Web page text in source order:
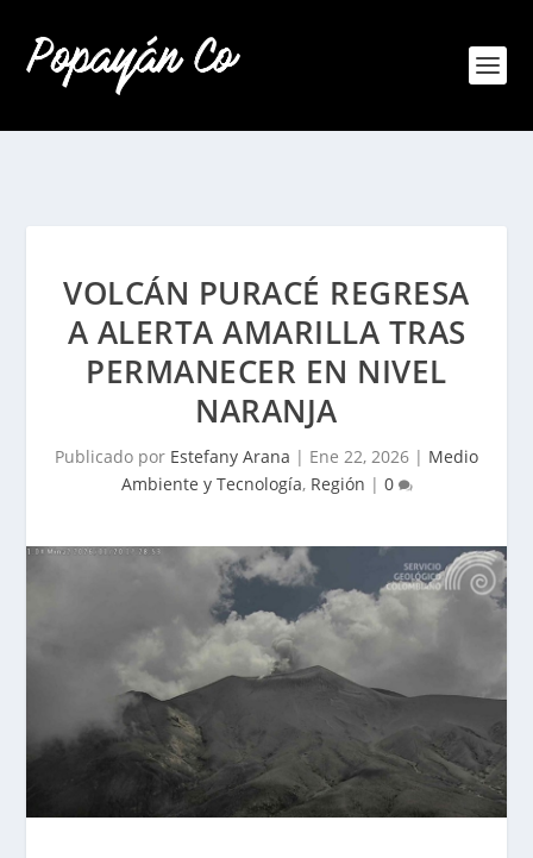
VOLCÁN PURACÉ REGRESA
A ALERTA AMARILLA TRAS
PERMANECER EN NIVEL
NARANJA
Publicado por Estefany Arana | Ene 22, 2026 | Medio
Ambiente y Tecnología, Región | 0